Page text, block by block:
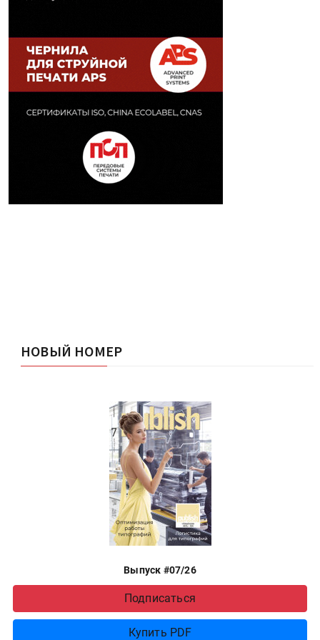
НОВЫЙ НОМЕР
Выпуск #07/26
Подписаться
Купить PDF